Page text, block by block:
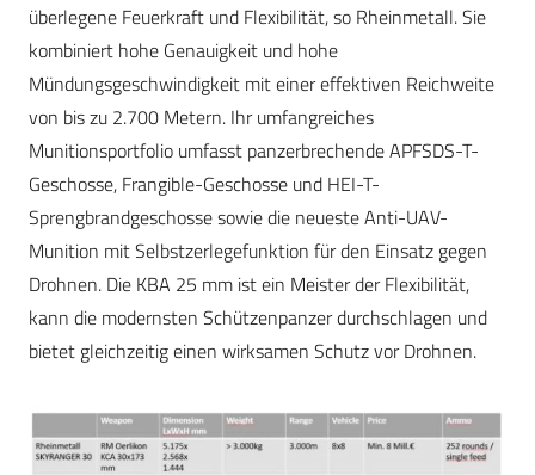
überlegene Feuerkraft und Flexibilität, so Rheinmetall. Sie
kombiniert hohe Genauigkeit und hohe
Mündungsgeschwindigkeit mit einer effektiven Reichweite
von bis zu 2.700 Metern. Ihr umfangreiches
Munitionsportfolio umfasst panzerbrechende APFSDS-T-
Geschosse, Frangible-Geschosse und HEI-T-
Sprengbrandgeschosse sowie die neueste Anti-UAV-
Munition mit Selbstzerlegefunktion für den Einsatz gegen
Drohnen. Die KBA 25 mm ist ein Meister der Flexibilität,
kann die modernsten Schützenpanzer durchschlagen und
bietet gleichzeitig einen wirksamen Schutz vor Drohnen.